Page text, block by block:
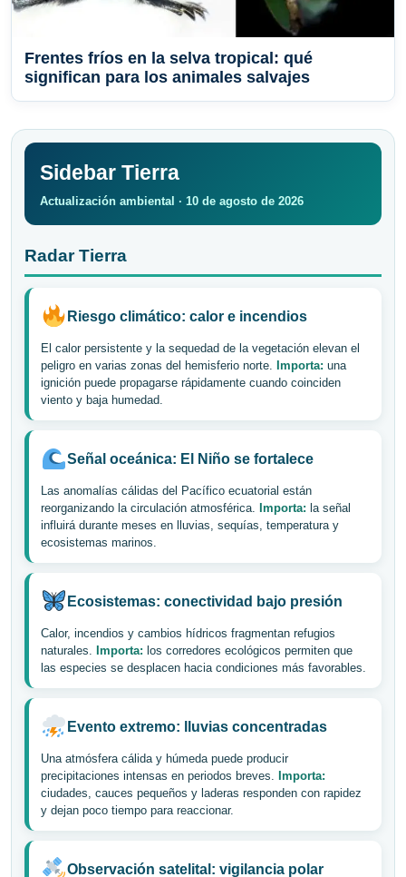
Frentes fríos en la selva tropical: qué
significan para los animales salvajes
Sidebar Tierra
Actualización ambiental · 10 de agosto de 2026
Radar Tierra
Riesgo climático: calor e incendios
El calor persistente y la sequedad de la vegetación elevan el
peligro en varias zonas del hemisferio norte. Importa: una
ignición puede propagarse rápidamente cuando coinciden
viento y baja humedad.
Señal oceánica: El Niño se fortalece
Las anomalías cálidas del Pacífico ecuatorial están
reorganizando la circulación atmosférica. Importa: la señal
influirá durante meses en lluvias, sequías, temperatura y
ecosistemas marinos.
Ecosistemas: conectividad bajo presión
Calor, incendios y cambios hídricos fragmentan refugios
naturales. Importa: los corredores ecológicos permiten que
las especies se desplacen hacia condiciones más favorables.
Evento extremo: lluvias concentradas
Una atmósfera cálida y húmeda puede producir
precipitaciones intensas en periodos breves. Importa:
ciudades, cauces pequeños y laderas responden con rapidez
y dejan poco tiempo para reaccionar.
Observación satelital: vigilancia polar